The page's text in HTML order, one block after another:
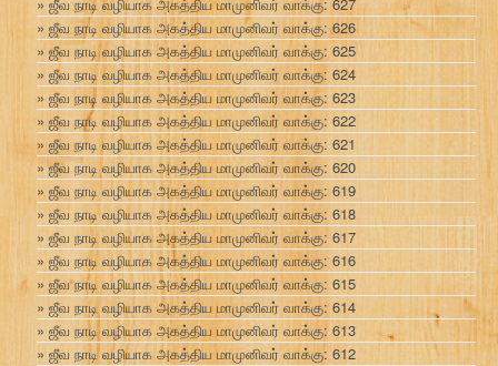
ஜீவ நாடி வழியாக அகத்திய மாமுனிவர் வாக்கு: 626
ஜீவ நாடி வழியாக அகத்திய மாமுனிவர் வாக்கு: 625
ஜீவ நாடி வழியாக அகத்திய மாமுனிவர் வாக்கு: 624
ஜீவ நாடி வழியாக அகத்திய மாமுனிவர் வாக்கு: 623
ஜீவ நாடி வழியாக அகத்திய மாமுனிவர் வாக்கு: 622
ஜீவ நாடி வழியாக அகத்திய மாமுனிவர் வாக்கு: 621
ஜீவ நாடி வழியாக அகத்திய மாமுனிவர் வாக்கு: 620
ஜீவ நாடி வழியாக அகத்திய மாமுனிவர் வாக்கு: 619
ஜீவ நாடி வழியாக அகத்திய மாமுனிவர் வாக்கு: 618
ஜீவ நாடி வழியாக அகத்திய மாமுனிவர் வாக்கு: 617
ஜீவ நாடி வழியாக அகத்திய மாமுனிவர் வாக்கு: 616
ஜீவ நாடி வழியாக அகத்திய மாமுனிவர் வாக்கு: 615
ஜீவ நாடி வழியாக அகத்திய மாமுனிவர் வாக்கு: 614
ஜீவ நாடி வழியாக அகத்திய மாமுனிவர் வாக்கு: 613
ஜீவ நாடி வழியாக அகத்திய மாமுனிவர் வாக்கு: 612